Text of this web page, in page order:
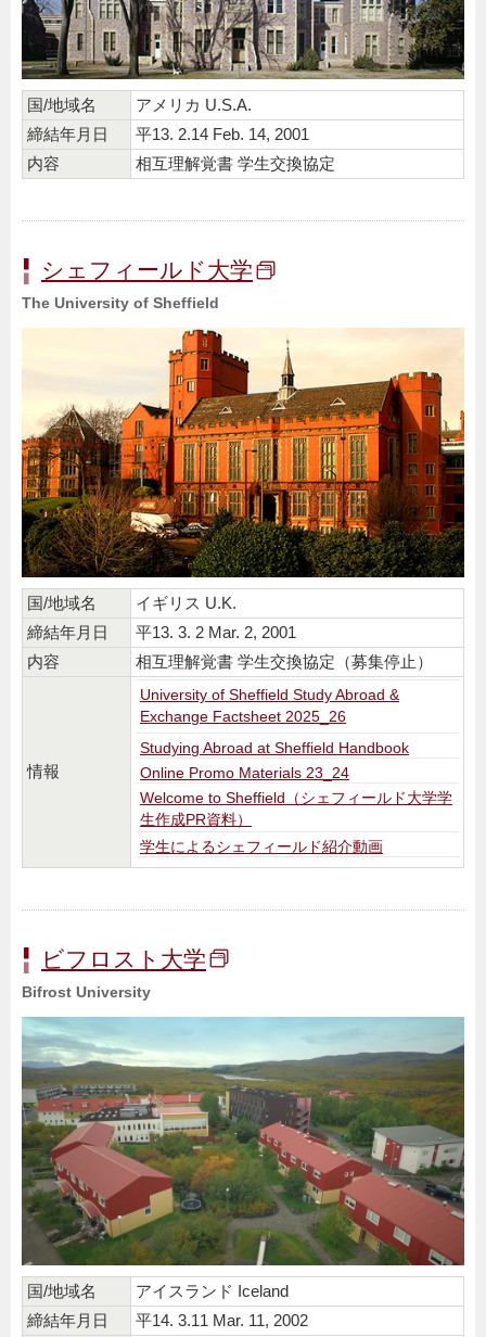
国/地域名
アメリカ U.S.A.
締結年月日
平13. 2.14 Feb. 14, 2001
内容
相互理解覚書 学生交換協定
シェフィールド大学
The University of Sheffield
国/地域名
イギリス U.K.
締結年月日
平13. 3. 2 Mar. 2, 2001
内容
相互理解覚書 学生交換協定（募集停止）
情報
University of Sheffield Study Abroad &
Exchange Factsheet 2025_26
Studying Abroad at Sheffield Handbook
Online Promo Materials 23_24
Welcome to Sheffield（シェフィールド大学学
生作成PR資料）
学生によるシェフィールド紹介動画
ビフロスト大学
Bifrost University
国/地域名
アイスランド Iceland
締結年月日
平14. 3.11 Mar. 11, 2002